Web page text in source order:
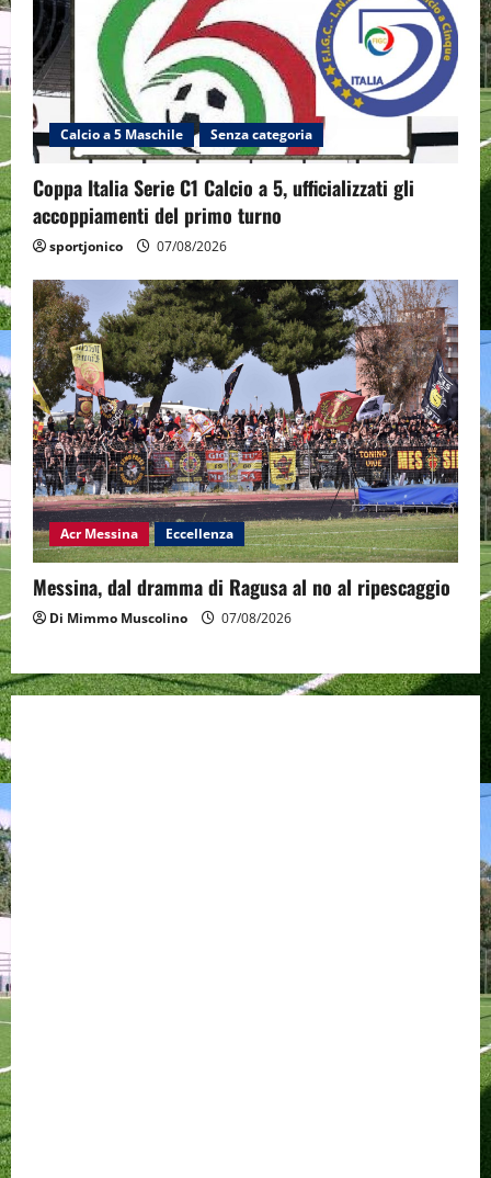
Calcio a 5 Maschile Senza categoria
Coppa Italia Serie C1 Calcio a 5, ufficializzati gli
accoppiamenti del primo turno
sportjonico 07/08/2026
Acr Messina Eccellenza
Messina, dal dramma di Ragusa al no al ripescaggio
Di Mimmo Muscolino 07/08/2026